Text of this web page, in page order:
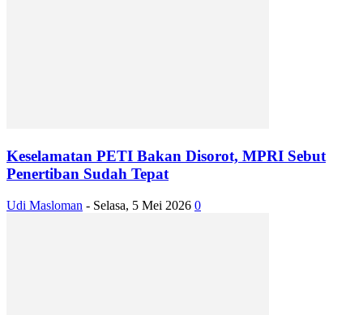
Keselamatan PETI Bakan Disorot, MPRI Sebut
Penertiban Sudah Tepat
Udi Masloman - Selasa, 5 Mei 2026 0